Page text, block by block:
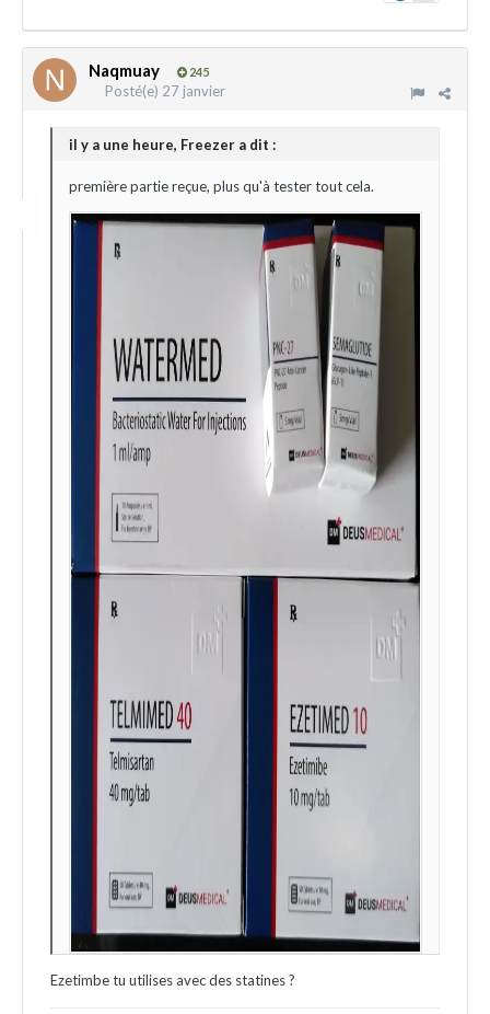
Naqmuay 245
Posté(e) 27 janvier
il y a une heure, Freezer a dit :
première partie reçue, plus qu'à tester tout cela.
Ezetimbe tu utilises avec des statines ?